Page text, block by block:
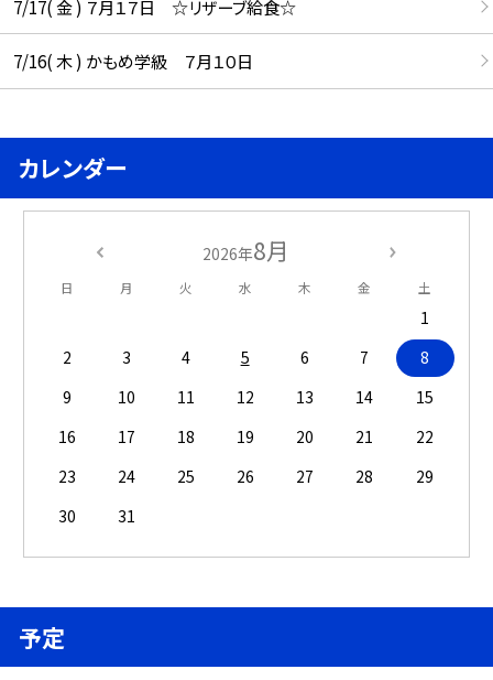
7/17( 金 ) ７月１７日 ☆リザーブ給食☆
7/16( 木 ) かもめ学級 ７月１０日
カレンダー
2026年8月
日 月 火 水 木 金 土
1
2
3 4 5 6 7
8
9
10 11 12 13 14
15
16
17 18 19 20 21
22
23
24 25 26 27 28
29
30
31
予定